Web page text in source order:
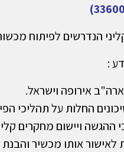
הנדרשים לפיתוח
: